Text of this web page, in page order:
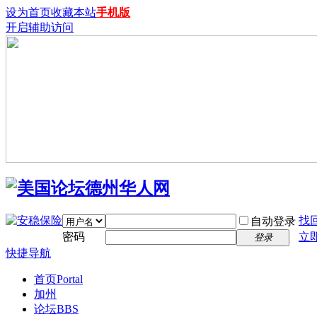
设为首页收藏本站手机版
开启辅助访问
自动登录 找
密码
登录
立
快捷导航
首页Portal
加州
论坛BBS